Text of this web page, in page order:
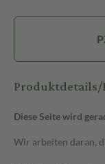
Diese Seite wird
Wir arbeiten daran,